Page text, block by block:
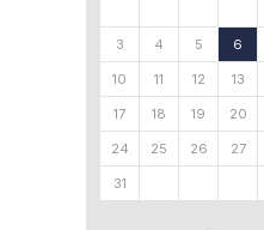
3 4 5 6
10 11 12 13
17 18 19 20
24 25 26 27
31